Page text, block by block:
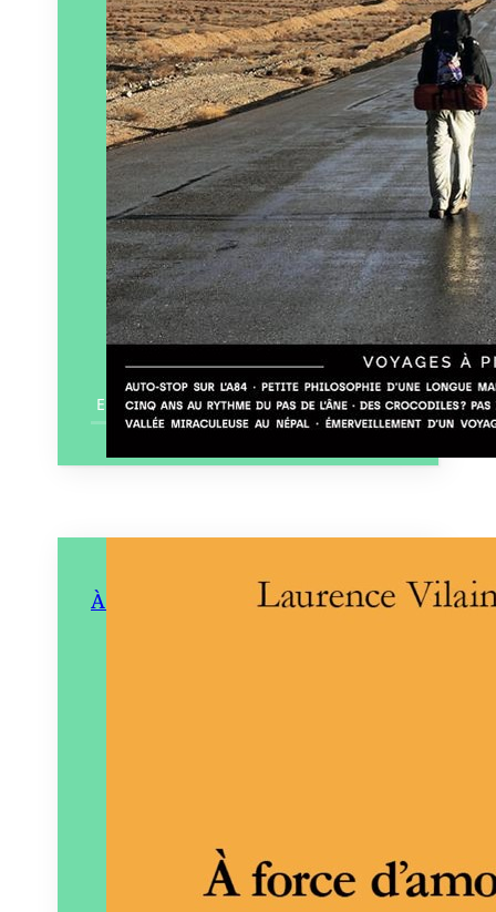
En savoir plus
À force d’amours